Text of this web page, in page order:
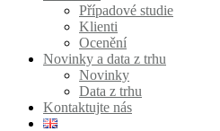
Případové studie
Klienti
Ocenění
Novinky a data z trhu
Novinky
Data z trhu
Kontaktujte nás